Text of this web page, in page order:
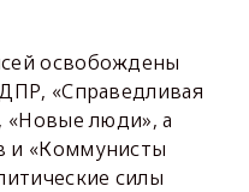
освобождены
«Справедливая
«Новые люди», а
и «Коммунисты
силы